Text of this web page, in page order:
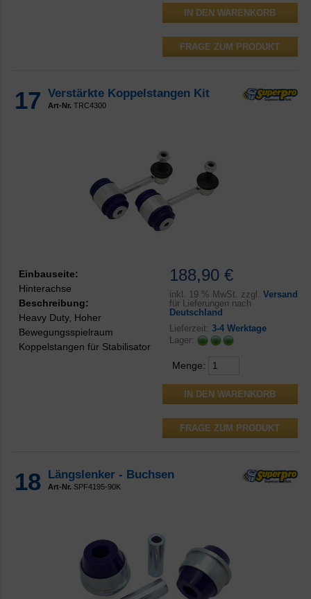
FRAGE ZUM PRODUKT
17 Verstärkte Koppelstangen Kit
Art-Nr. TRC4300
188,90 €
inkl. 19 % MwSt. zzgl. Versand
für Lieferungen nach
Deutschland
Lieferzeit: 3-4 Werktage
Lager:
Menge:
FRAGE ZUM PRODUKT
Einbauseite:
Hinterachse
Beschreibung:
Heavy Duty, Hoher
Bewegungsspielraum
Koppelstangen für Stabilisator
18 Längslenker - Buchsen
Art-Nr. SPF4195-90K